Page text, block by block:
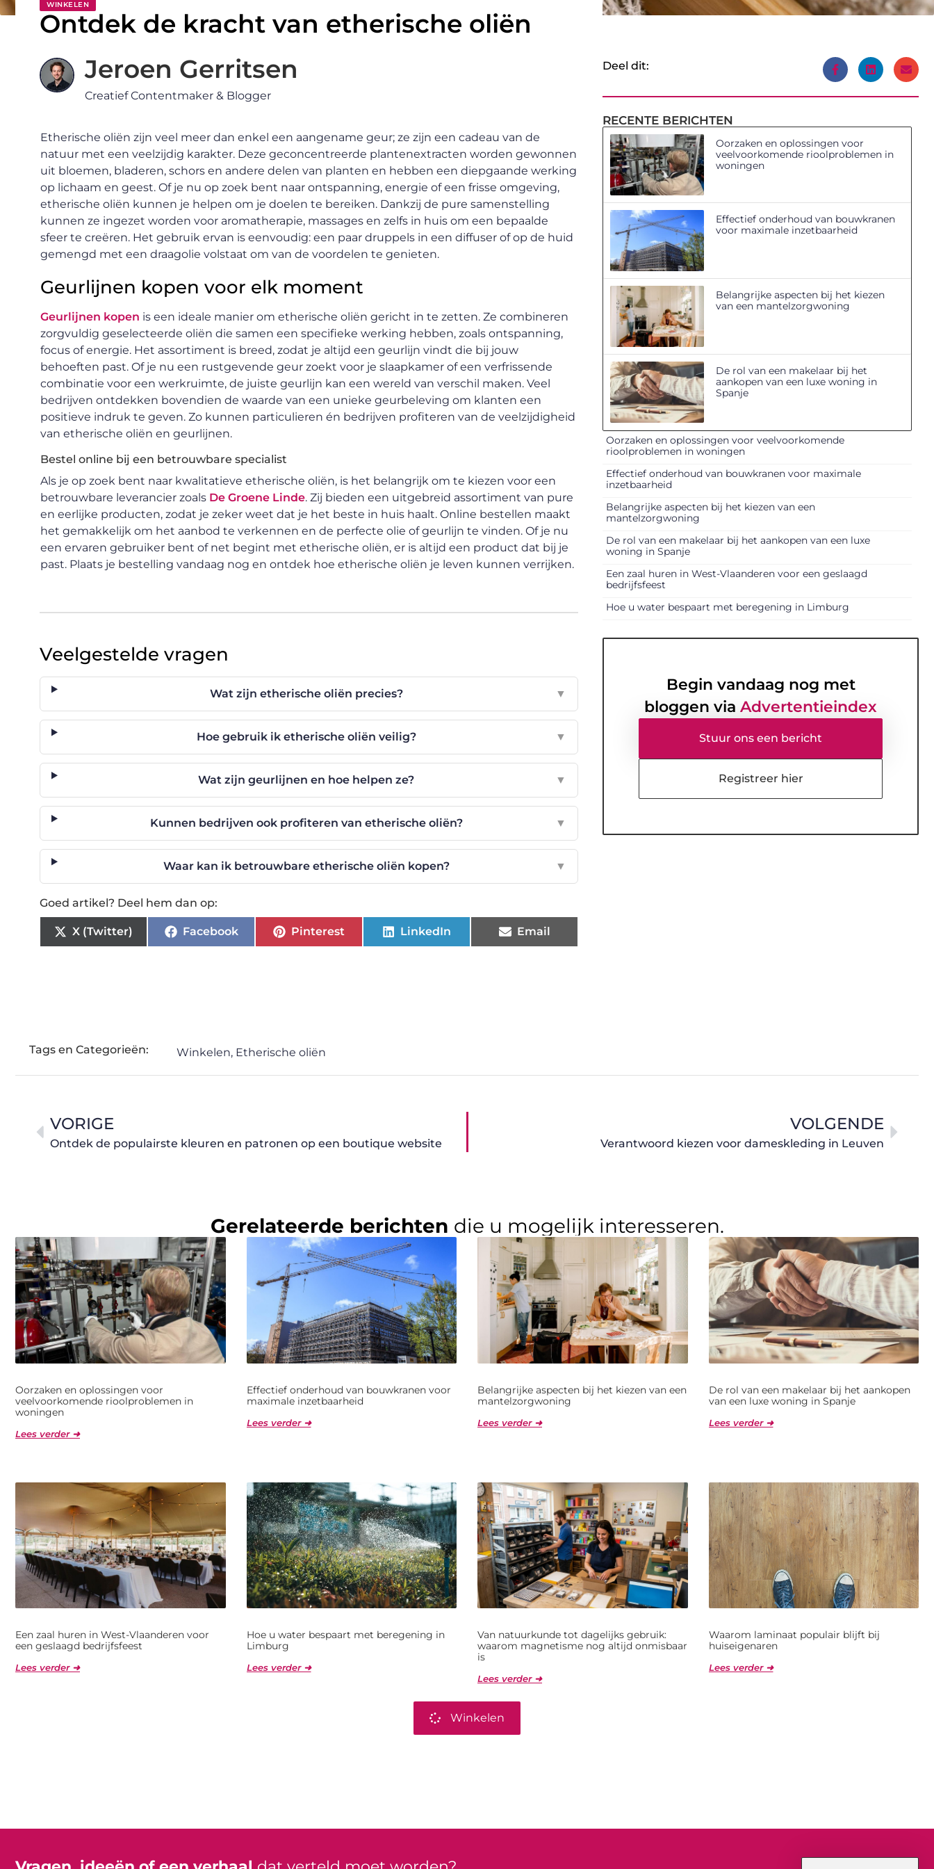
WINKELEN
Ontdek de kracht van etherische oliën
Jeroen Gerritsen
Creatief Contentmaker & Blogger
Etherische oliën zijn veel meer dan enkel een aangename geur; ze zijn een cadeau van de
natuur met een veelzijdig karakter. Deze geconcentreerde plantenextracten worden gewonnen
uit bloemen, bladeren, schors en andere delen van planten en hebben een diepgaande werking
op lichaam en geest. Of je nu op zoek bent naar ontspanning, energie of een frisse omgeving,
etherische oliën kunnen je helpen om je doelen te bereiken. Dankzij de pure samenstelling
kunnen ze ingezet worden voor aromatherapie, massages en zelfs in huis om een bepaalde
sfeer te creëren. Het gebruik ervan is eenvoudig: een paar druppels in een diffuser of op de huid
gemengd met een draagolie volstaat om van de voordelen te genieten.
Geurlijnen kopen voor elk moment
Geurlijnen kopen is een ideale manier om etherische oliën gericht in te zetten. Ze combineren
zorgvuldig geselecteerde oliën die samen een specifieke werking hebben, zoals ontspanning,
focus of energie. Het assortiment is breed, zodat je altijd een geurlijn vindt die bij jouw
behoeften past. Of je nu een rustgevende geur zoekt voor je slaapkamer of een verfrissende
combinatie voor een werkruimte, de juiste geurlijn kan een wereld van verschil maken. Veel
bedrijven ontdekken bovendien de waarde van een unieke geurbeleving om klanten een
positieve indruk te geven. Zo kunnen particulieren én bedrijven profiteren van de veelzijdigheid
van etherische oliën en geurlijnen.
Bestel online bij een betrouwbare specialist
Als je op zoek bent naar kwalitatieve etherische oliën, is het belangrijk om te kiezen voor een
betrouwbare leverancier zoals De Groene Linde. Zij bieden een uitgebreid assortiment van pure
en eerlijke producten, zodat je zeker weet dat je het beste in huis haalt. Online bestellen maakt
het gemakkelijk om het aanbod te verkennen en de perfecte olie of geurlijn te vinden. Of je nu
een ervaren gebruiker bent of net begint met etherische oliën, er is altijd een product dat bij je
past. Plaats je bestelling vandaag nog en ontdek hoe etherische oliën je leven kunnen verrijken.
Veelgestelde vragen
Wat zijn etherische oliën precies? ▼
Hoe gebruik ik etherische oliën veilig? ▼
Wat zijn geurlijnen en hoe helpen ze? ▼
Kunnen bedrijven ook profiteren van etherische oliën? ▼
Waar kan ik betrouwbare etherische oliën kopen? ▼
Goed artikel? Deel hem dan op:
X (Twitter) Facebook Pinterest LinkedIn Email
Deel dit:
RECENTE BERICHTEN
Oorzaken en oplossingen voor
veelvoorkomende rioolproblemen in
woningen
Effectief onderhoud van bouwkranen
voor maximale inzetbaarheid
Belangrijke aspecten bij het kiezen
van een mantelzorgwoning
De rol van een makelaar bij het
aankopen van een luxe woning in
Spanje
Oorzaken en oplossingen voor veelvoorkomende
rioolproblemen in woningen
Effectief onderhoud van bouwkranen voor maximale
inzetbaarheid
Belangrijke aspecten bij het kiezen van een
mantelzorgwoning
De rol van een makelaar bij het aankopen van een luxe
woning in Spanje
Een zaal huren in West-Vlaanderen voor een geslaagd
bedrijfsfeest
Hoe u water bespaart met beregening in Limburg
Begin vandaag nog met
bloggen via Advertentieindex
Stuur ons een bericht
Registreer hier
Tags en Categorieën: Winkelen, Etherische oliën
VORIGE
Ontdek de populairste kleuren en patronen op een boutique website
VOLGENDE
Verantwoord kiezen voor dameskleding in Leuven
Gerelateerde berichten die u mogelijk interesseren.
Oorzaken en oplossingen voor
veelvoorkomende rioolproblemen in
woningen
Lees verder ➜
Effectief onderhoud van bouwkranen voor
maximale inzetbaarheid
Lees verder ➜
Belangrijke aspecten bij het kiezen van een
mantelzorgwoning
Lees verder ➜
De rol van een makelaar bij het aankopen
van een luxe woning in Spanje
Lees verder ➜
Een zaal huren in West-Vlaanderen voor
een geslaagd bedrijfsfeest
Lees verder ➜
Hoe u water bespaart met beregening in
Limburg
Lees verder ➜
Van natuurkunde tot dagelijks gebruik:
waarom magnetisme nog altijd onmisbaar
is
Lees verder ➜
Waarom laminaat populair blijft bij
huiseigenaren
Lees verder ➜
Winkelen